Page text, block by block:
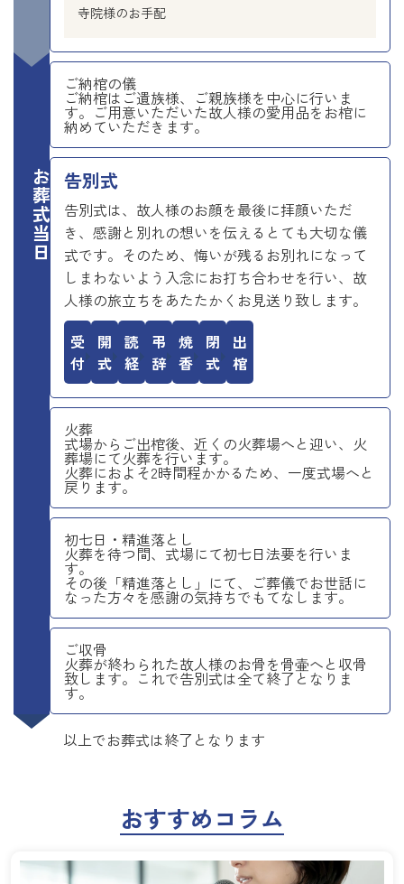
寺院様のお手配
お葬式当日
ご納棺の儀
ご納棺はご遺族様、ご親族様を中心に行いま
す。ご用意いただいた故人様の愛用品をお棺に
納めていただきます。
告別式
告別式は、故人様のお顔を最後に拝顔いただ
き、感謝と別れの想いを伝えるとても大切な儀
式です。そのため、悔いが残るお別れになって
しまわないよう入念にお打ち合わせを行い、故
人様の旅立ちをあたたかくお見送り致します。
受付 開式 読経 弔辞 焼香 閉式 出棺
火葬
式場からご出棺後、近くの火葬場へと迎い、火
葬場にて火葬を行います。
火葬におよそ2時間程かかるため、一度式場へと
戻ります。
初七日・精進落とし
火葬を待つ間、式場にて初七日法要を行いま
す。
その後「精進落とし」にて、ご葬儀でお世話に
なった方々を感謝の気持ちでもてなします。
ご収骨
火葬が終わられた故人様のお骨を骨壷へと収骨
致します。これで告別式は全て終了となりま
す。
以上でお葬式は終了となります
おすすめコラム